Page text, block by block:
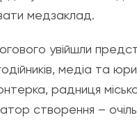
медзаклад.
увійшли
медіа та
радниця
створення –